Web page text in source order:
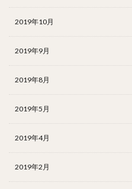
2019年10月
2019年9月
2019年8月
2019年5月
2019年4月
2019年2月